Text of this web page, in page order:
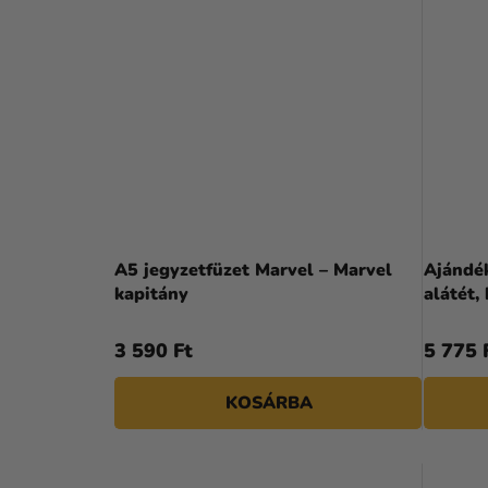
A5 jegyzetfüzet Marvel – Marvel
kapitány
3 590 Ft
KOSÁRBA
alátét,
5 775